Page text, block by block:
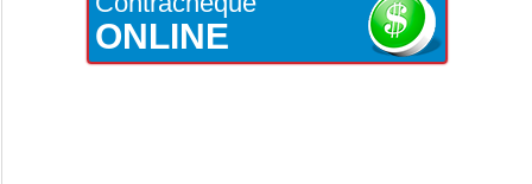
ONLINE